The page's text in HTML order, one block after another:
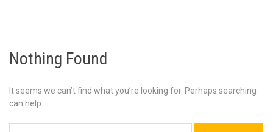
Nothing Found
It seems we can’t find what you’re looking for. Perhaps searching
can help.